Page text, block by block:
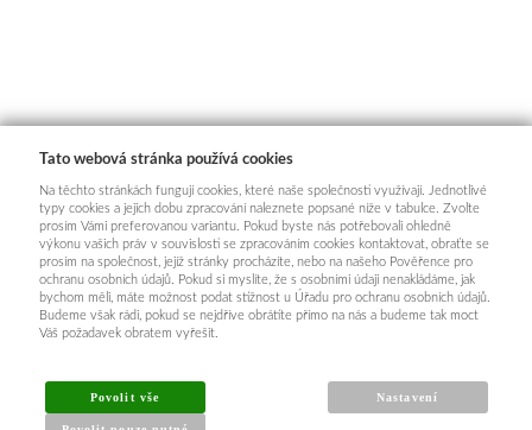
Tato webová stránka používá cookies
Na těchto stránkách fungují cookies, které naše společnosti využívají. Jednotlivé
typy cookies a jejich dobu zpracování naleznete popsané níže v tabulce. Zvolte
prosím Vámi preferovanou variantu. Pokud byste nás potřebovali ohledně
výkonu vašich práv v souvislosti se zpracováním cookies kontaktovat, obraťte se
prosím na společnost, jejíž stránky procházíte, nebo na našeho Pověřence pro
ochranu osobních údajů. Pokud si myslíte, že s osobními údaji nenakládáme, jak
bychom měli, máte možnost podat stížnost u Úřadu pro ochranu osobních údajů.
Budeme však rádi, pokud se nejdříve obrátíte přímo na nás a budeme tak moct
Váš požadavek obratem vyřešit.
Povolit vše Nastavení